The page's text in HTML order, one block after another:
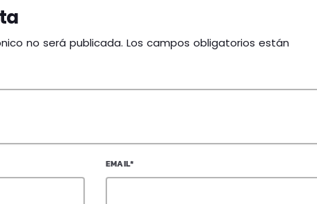
no será publicada. Los campos obligatorios están
EMAIL*